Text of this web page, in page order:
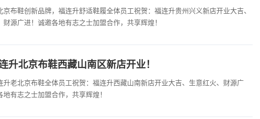
京布鞋创新品牌，福连升舒适鞋履全体员工祝贺：福连升贵州兴义新店开业大吉、
财源广进！诚邀各地有志之士加盟合作，共享辉煌！
升北京布鞋西藏山南区新店开业！
升老北京布鞋全体员工祝贺：福连升西藏山南新店开业大吉、生意红火、财源广
地有志之士加盟合作，共享辉煌！